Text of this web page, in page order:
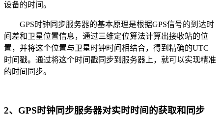
设备的时间。
GPS时钟同步服务器的基本原理是根据GPS信号的到达时
间差和卫星位置信息，通过三维定位算法计算出接收站的位
置，并将这个位置与卫星时钟时间相结合，得到精确的UTC
时间戳。通过将这个时间戳同步到服务器上，就可以实现精准
的时间同步。
2、GPS时钟同步服务器对实时时间的获取和同步